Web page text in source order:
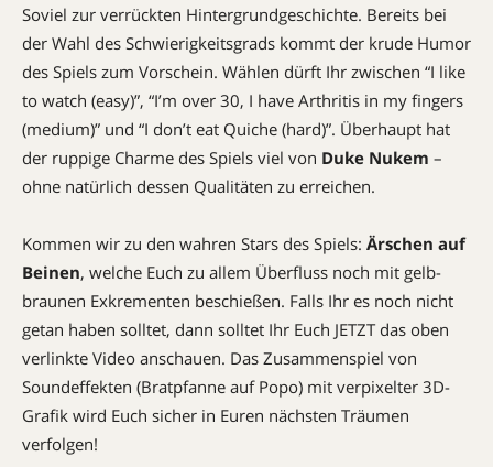
Soviel zur verrückten Hintergrundgeschichte. Bereits bei
der Wahl des Schwierigkeitsgrads kommt der krude Humor
des Spiels zum Vorschein. Wählen dürft Ihr zwischen “I like
to watch (easy)”, “I’m over 30, I have Arthritis in my fingers
(medium)” und “I don’t eat Quiche (hard)”. Überhaupt hat
der ruppige Charme des Spiels viel von Duke Nukem –
ohne natürlich dessen Qualitäten zu erreichen.
Kommen wir zu den wahren Stars des Spiels: Ärschen auf
Beinen, welche Euch zu allem Überfluss noch mit gelb-
braunen Exkrementen beschießen. Falls Ihr es noch nicht
getan haben solltet, dann solltet Ihr Euch JETZT das oben
verlinkte Video anschauen. Das Zusammenspiel von
Soundeffekten (Bratpfanne auf Popo) mit verpixelter 3D-
Grafik wird Euch sicher in Euren nächsten Träumen
verfolgen!